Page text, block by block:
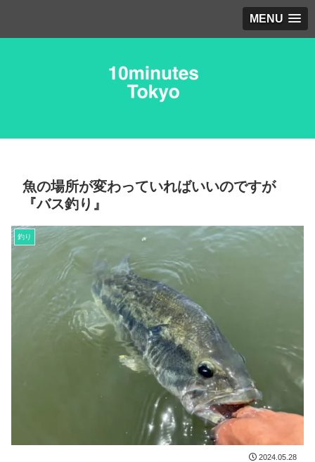
MENU
魚の場所が変わっていればいいのですが
『バス釣り』
釣り
2024.05.28